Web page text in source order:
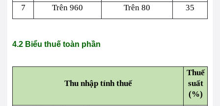
7
Trên 960 Trên 80 35
4.2 Biểu thuế toàn phần
Thu nhập tính thuế
Thuế
suất
(%)